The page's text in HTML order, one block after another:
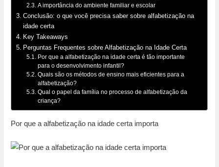
A importância do ambiente familiar e escolar
Conclusão: o que você precisa saber sobre alfabetização na
idade certa
Key Takeaways
Perguntas Frequentes sobre Alfabetização na Idade Certa
Por que a alfabetização na idade certa é tão importante
para o desenvolvimento infantil?
Quais são os métodos de ensino mais eficientes para a
alfabetização?
Qual o papel da família no processo de alfabetização da
criança?
Por que a alfabetização na idade certa importa